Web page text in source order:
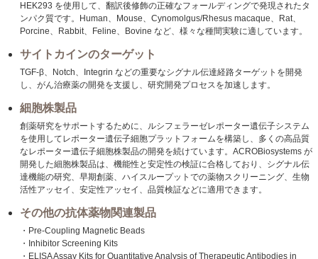
HEK293 を使用して、翻訳後修飾の正確なフォールディングで発現されたタ
ンパク質です。Human、Mouse、Cynomolgus/Rhesus macaque、Rat、
Porcine、Rabbit、Feline、Bovine など、様々な種間実験に適しています。
サイトカインのターゲット
TGF-β、Notch、Integrin などの重要なシグナル伝達経路ターゲットを開発
し、がん治療薬の開発を支援し、研究開発プロセスを加速します。
細胞株製品
創薬研究をサポートするために、ルシフェラーゼレポーター遺伝子システム
を使用してレポーター遺伝子細胞プラットフォームを構築し、多くの高品質
なレポーター遺伝子細胞株製品の開発を続けています。ACROBiosystems が
開発した細胞株製品は、機能性と安定性の検証に合格しており、シグナル伝
達機能の研究、早期創薬、ハイスループットでの薬物スクリーニング、生物
活性アッセイ、安定性アッセイ、品質検証などに適用できます。
その他の抗体薬物関連製品
・Pre-Coupling Magnetic Beads
・Inhibitor Screening Kits
・ELISA Assay Kits for Quantitative Analysis of Therapeutic Antibodies in